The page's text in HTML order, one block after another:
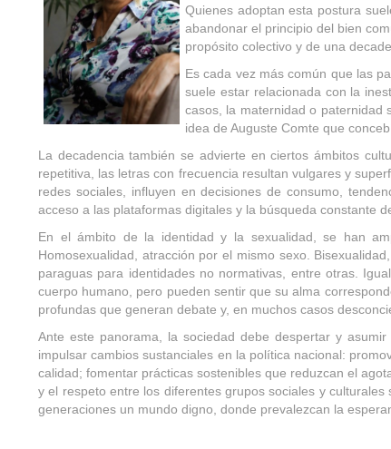
Quienes adoptan esta postura
abandonar el principio del bien
propósito colectivo y de una
Es cada vez más común que las
suele estar relacionada con la
casos, la maternidad o paternidad
idea de Auguste Comte que
La decadencia también se advierte en ciertos ámbitos
repetitiva, las letras con frecuencia resultan vulgares y
redes sociales, influyen en decisiones de consumo,
acceso a las plataformas digitales y la búsqueda constante
En el ámbito de la identidad y la sexualidad, se han
Homosexualidad, atracción por el mismo sexo.
paraguas para identidades no normativas, entre otras.
cuerpo humano, pero pueden sentir que su alma
profundas que generan debate y, en muchos casos
Ante este panorama, la sociedad debe despertar y
impulsar cambios sustanciales en la política nacional:
calidad; fomentar prácticas sostenibles que reduzcan el
y el respeto entre los diferentes grupos sociales y
generaciones un mundo digno, donde prevalezcan la